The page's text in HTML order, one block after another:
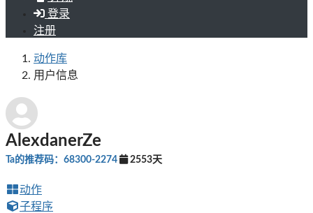
登录
注册
动作库
用户信息
AlexdanerZe
Ta的推荐码：68300-2274 2553天
动作
子程序